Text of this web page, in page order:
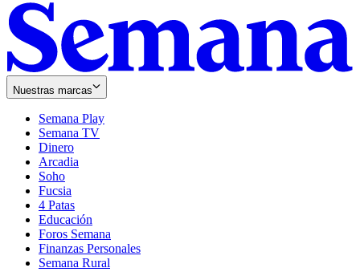
Nuestras marcas
Semana Play
Semana TV
Dinero
Arcadia
Soho
in
new
window
Fucsia
in
new
window
4 Patas
Educación
Foros Semana
Finanzas Personales
Semana Rural